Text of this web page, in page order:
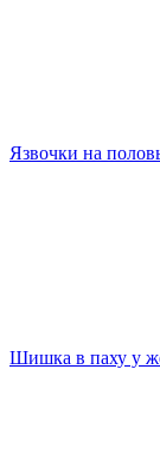
Язвочки на
Шишка в паху у